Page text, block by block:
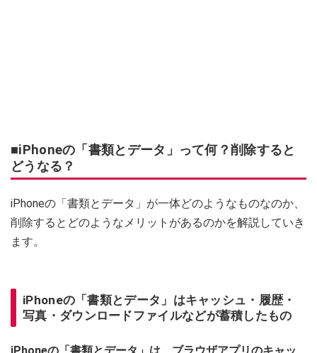
■iPhoneの「書類とデータ」って何？削除すると
どうなる？
iPhoneの「書類とデータ」が一体どのようなものなのか、
削除するとどのようなメリットがあるのかを解説していき
ます。
iPhoneの「書類とデータ」はキャッシュ・履歴・
写真・ダウンロードファイルなどが蓄積したもの